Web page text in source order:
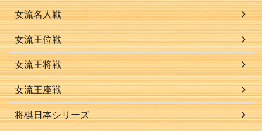
女流名人戦
女流王位戦
女流王将戦
女流王座戦
将棋日本シリーズ